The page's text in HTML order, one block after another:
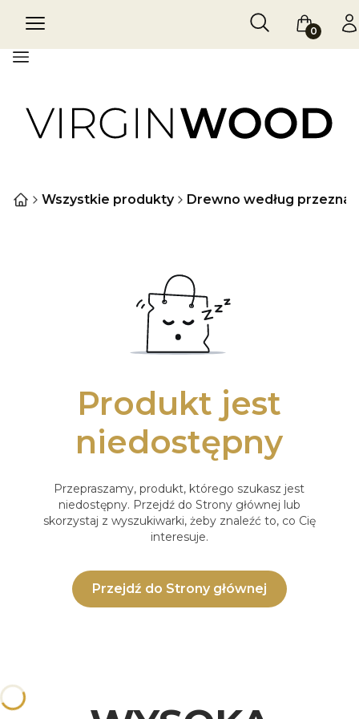
Menu Otwórz
Szukaj Koszyk
Menu
Wszystkie produkty Drewno według
Produkt jest
niedostępny
Przepraszamy, produkt, którego szukasz jest
niedostępny. Przejdź do Strony głównej lub
skorzystaj z wyszukiwarki, żeby znaleźć to, co Cię
interesuje.
Przejdź do Strony głównej